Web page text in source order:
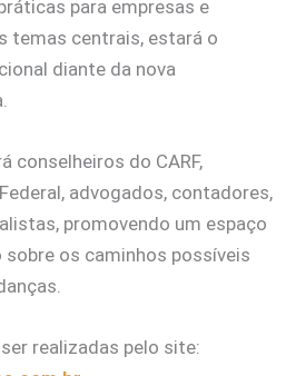
para empresas e
temas centrais, estará o
diante da nova
conselheiros do CARF,
advogados, contadores,
promovendo um espaço
os caminhos possíveis
realizadas pelo site: